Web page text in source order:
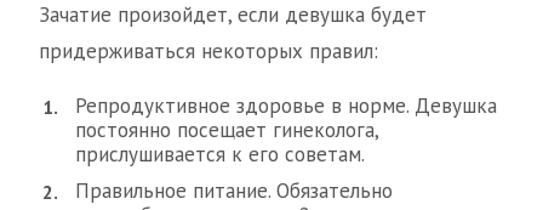
Зачатие произойдет, если девушка будет
придерживаться некоторых правил:
Репродуктивное здоровье в норме. Девушка
постоянно посещает гинеколога,
прислушивается к его советам.
Правильное питание. Обязательно